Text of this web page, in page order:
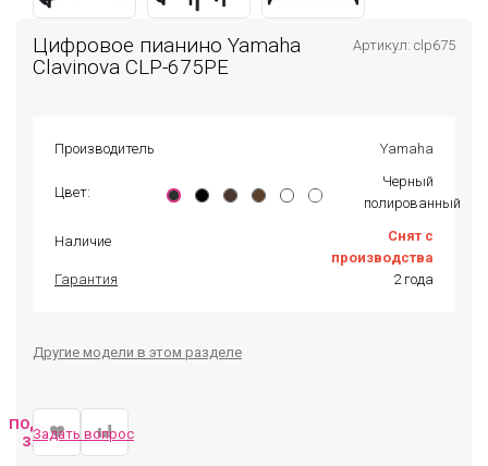
Цифровое пианино Yamaha
Clavinova CLP-675PE
Артикул: clp675
Производитель Yamaha
Цвет:
Черный
полированный
Наличие
Снят с
производства
Гарантия
2 года
Другие модели в этом разделе
ПОДОБРАТЬ
ЗАМЕНУ
Задать вопрос